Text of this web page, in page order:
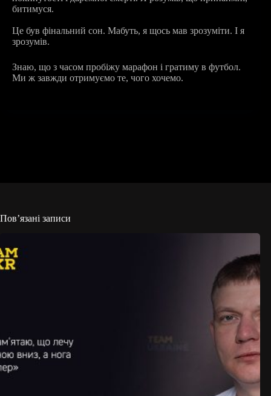
битимуся.
Це був фінальний сон. Мабуть, я щось мав зрозуміти. І я
зрозумів.
Знаю, що з часом пробіжу марафон і гратиму в футбол.
Ми ж завжди отримуємо те, чого хочемо.
Пов’язані записи